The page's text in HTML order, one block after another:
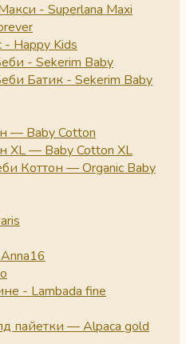
- Superlana Maxi
Happy Kids
- Sekerim Baby
Батик - Sekerim Baby
— Baby Cotton
XL — Baby Cotton XL
Коттон — Organic Baby
- Lambada fine
пайетки — Alpaca gold